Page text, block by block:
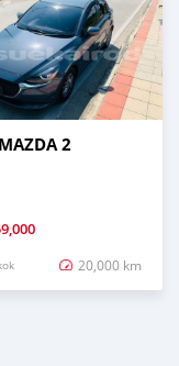
2
20,000 km